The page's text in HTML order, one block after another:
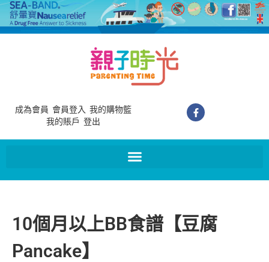
成為會員 會員登入 我的購物籃
我的賬戶 登出
10個月以上BB食譜【豆腐
Pancake】